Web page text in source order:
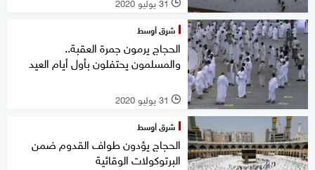
l
شرق أوسط
الحجاج يرمون جمرة العقبة..
والمسلمون يحتفلون بأول أيام العيد
l 31 يوليو 2020
شرق أوسط
الحجاج يؤدون طواف القدوم ضمن
البرتوكولات الوقائية